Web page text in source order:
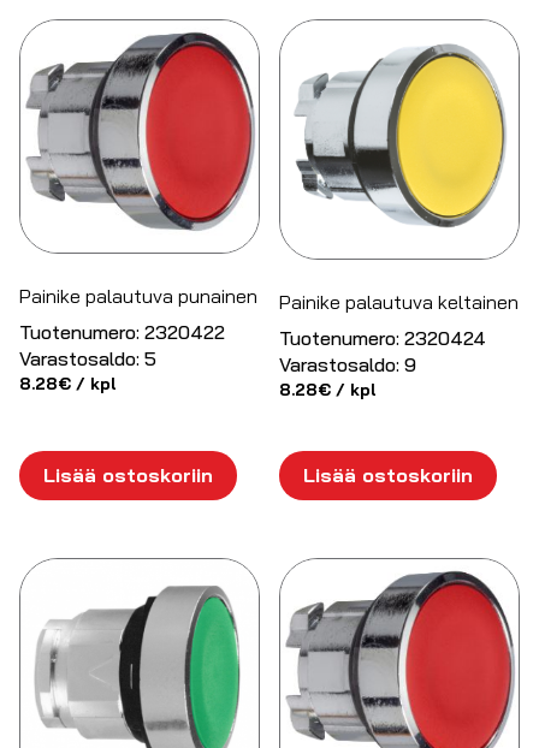
Painike palautuva punainen
Tuotenumero: 2320422
Varastosaldo: 5
8.28€ / kpl
Lisää ostoskoriin
Painike palautuva keltainen
Tuotenumero: 2320424
Varastosaldo: 9
8.28€ / kpl
Lisää ostoskoriin